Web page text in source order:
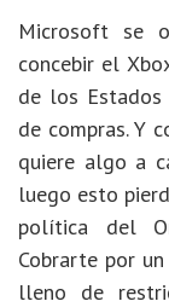
Microsoft se
concebir el
de los Estados
de compras. Y
quiere algo a
luego esto
política del
Cobrarte por
lleno de